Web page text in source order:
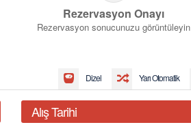
Rezervasyon Onayı
Rezervasyon sonucunuzu görüntüleyin
Dizel Yarı Otomatik
Alış Tarihi